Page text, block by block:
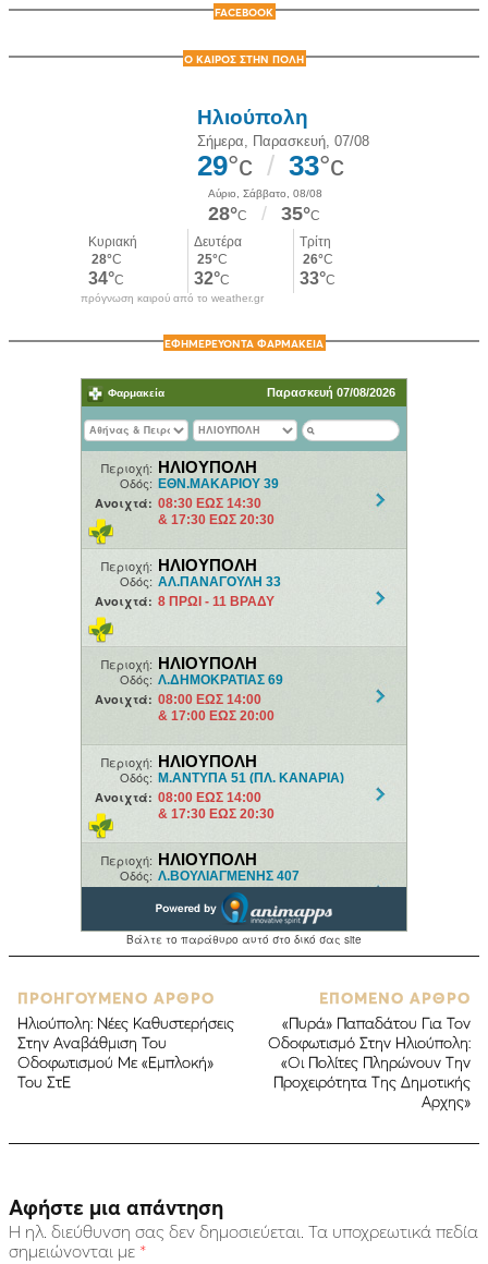
FACEBOOK
Ο ΚΑΙΡΟΣ ΣΤΗΝ ΠΟΛΗ
πρόγνωση καιρού από το weather.gr
ΕΦΗΜΕΡΕΥΟΝΤΑ ΦΑΡΜΑΚΕΙΑ
ΠΡΟΗΓΟΥΜΕΝΟ ΑΡΘΡΟ
Ηλιούπολη: Νέες Καθυστερήσεις
Στην Αναβάθμιση Του
Οδοφωτισμού Με «Εμπλοκή»
Του ΣτΕ
ΕΠΟΜΕΝΟ ΑΡΘΡΟ
«Πυρά» Παπαδάτου Για Τον
Οδοφωτισμό Στην Ηλιούπολη:
«Οι Πολίτες Πληρώνουν Την
Προχειρότητα Της Δημοτικής
Αρχης»
Αφήστε μια απάντηση
Η ηλ. διεύθυνση σας δεν δημοσιεύεται. Τα υποχρεωτικά πεδία
σημειώνονται με *